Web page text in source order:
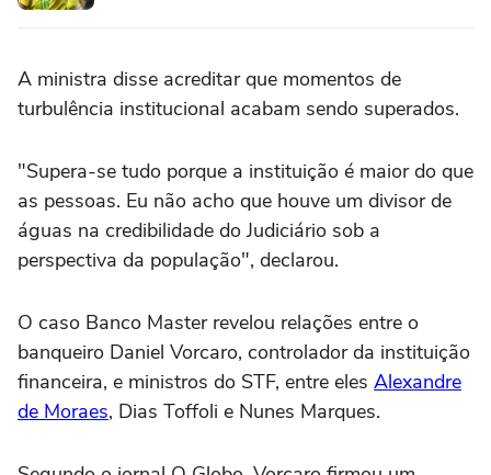
A ministra disse acreditar que momentos de
turbulência institucional acabam sendo superados.
"Supera-se tudo porque a instituição é maior do que
as pessoas. Eu não acho que houve um divisor de
águas na credibilidade do Judiciário sob a
perspectiva da população", declarou.
O caso Banco Master revelou relações entre o
banqueiro Daniel Vorcaro, controlador da instituição
financeira, e ministros do STF, entre eles Alexandre
de Moraes, Dias Toffoli e Nunes Marques.